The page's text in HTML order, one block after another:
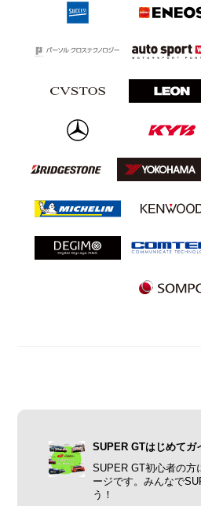
SUPER GTはじめてガ
SUPER GT初心者の方
ージです。みんなで
う！